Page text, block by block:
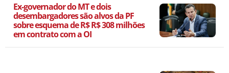
Ex-governador do MT e dois
desembargadores são alvos da PF
sobre esquema de R$ R$ 308 milhões
em contrato com a OI